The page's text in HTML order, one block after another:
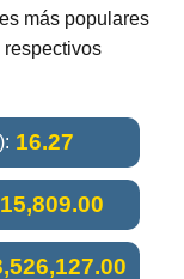
más populares
respectivos
16.27